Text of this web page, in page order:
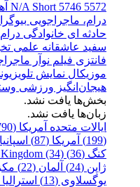
5572
5746
N/A Short
درام، ماجراجویی
حادثه ای خانوادگی درام
سفید عاشقانه علمی
فانتزی فیلم نوآر
موزیکال نمایش
هیجان‌انگیز ورزشی
بخش‌ها یافت نشد.
زبان‌ها یافت نشد.
ایالات متحده آمریکا (790)
(199)
آمریکا (87) اسپانیا
کنگ (36)
(34)
ژاپن (24)
آلمان (22)
یوگسلاوی (13)
استرالیا